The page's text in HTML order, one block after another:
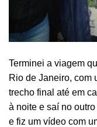
Terminei a viagem
Rio de Janeiro, com
trecho final até em
à noite e saí no
e fiz um vídeo com